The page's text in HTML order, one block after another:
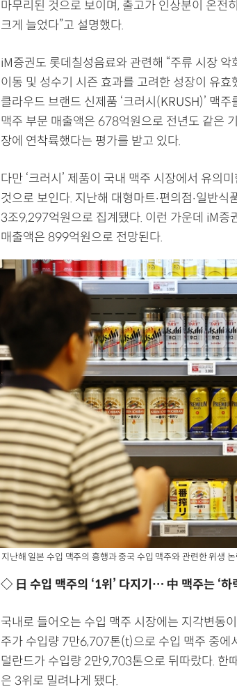
마무리된 것으로 보이며, 출고가 인상분이 온
크게 늘었다”고 설명했다.
iM증권도 롯데칠성음료와 관련해 “주류 시장
이동 및 성수기 시즌 효과를 고려한 성장이 유
클라우드 브랜드 신제품 ‘크러시(KRUSH)’ 맥
맥주 부문 매출액은 678억원으로 전년도 같은
장에 연착륙했다는 평가를 받고 있다.
다만 ‘크러시’ 제품이 국내 맥주 시장에서 유의
것으로 보인다. 지난해 대형마트‧편의점‧일반
3조9,297억원으로 집계됐다. 이런 가운데 iM증
매출액은 899억원으로 전망된다.
지난해 일본 수입 맥주의 흥행과 중국 수입 맥주와 관련한 위생
◇ 日 수입 맥주의 ‘1위’ 다지기… 中 맥주는 ‘하
국내로 들어오는 수입 맥주 시장에는 지각변동
주가 수입량 7만6,707톤(t)으로 수입 맥주 중에
덜란드가 수입량 2만9,703톤으로 뒤따랐다. 한
은 3위로 밀려나게 됐다.